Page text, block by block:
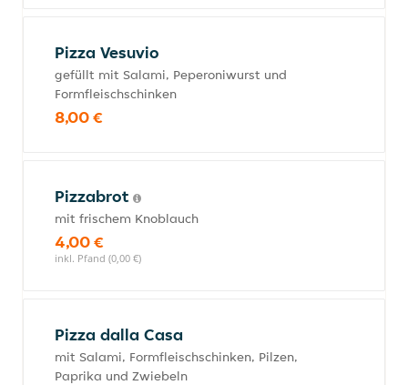
Pizza Vesuvio
gefüllt mit Salami, Peperoniwurst und
Formfleischschinken
8,00 €
Pizzabrot
mit frischem Knoblauch
4,00 €
inkl. Pfand (0,00 €)
Pizza dalla Casa
mit Salami, Formfleischschinken, Pilzen,
Paprika und Zwiebeln